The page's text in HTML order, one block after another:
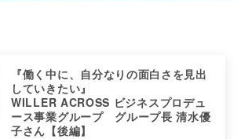
『働く中に、自分なりの面白さを見出
していきたい』
WILLER ACROSS ビジネスプロデュ
ース事業グループ グループ長 清水優
子さん【後編】